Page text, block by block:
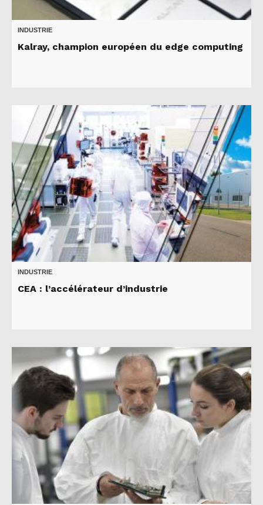
INDUSTRIE
Kalray, champion européen du edge computing
INDUSTRIE
CEA : l’accélérateur d’industrie